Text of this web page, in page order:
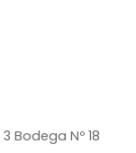
Bodega Nº 18